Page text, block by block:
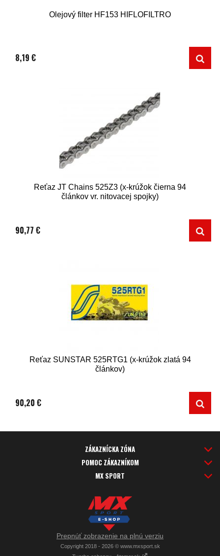
Olejový filter HF153 HIFLOFILTRO
8,19 €
Reťaz JT Chains 525Z3 (x-krúžok čierna 94
článkov vr. nitovacej spojky)
90,77 €
Reťaz SUNSTAR 525RTG1 (x-krúžok zlatá 94
článkov)
90,20 €
ZÁKAZNÍCKA ZÓNA
POMOC ZÁKAZNÍKOM
MX SPORT
Prepnúť zobrazenie na plnú verziu
Copyright 2018 - 2026 © www.mxsport.sk